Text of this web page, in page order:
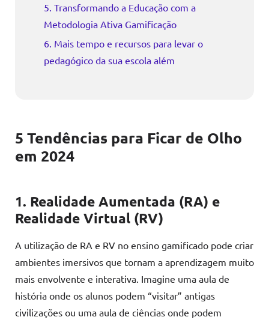
5. Transformando a Educação com a
Metodologia Ativa Gamificação
6. Mais tempo e recursos para levar o
pedagógico da sua escola além
5 Tendências para Ficar de Olho
em 2024
1. Realidade Aumentada (RA) e
Realidade Virtual (RV)
A utilização de RA e RV no ensino gamificado pode criar
ambientes imersivos que tornam a aprendizagem muito
mais envolvente e interativa. Imagine uma aula de
história onde os alunos podem “visitar” antigas
civilizações ou uma aula de ciências onde podem